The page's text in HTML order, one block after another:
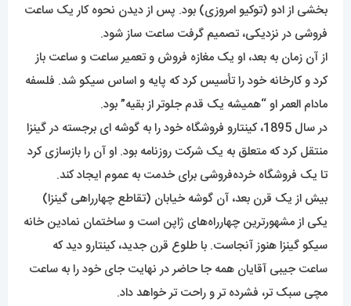
بخشی از ادو (توکیو امروزی) بود. پس از دیدن نحوه کار یک ساعت
فروشی در نزدیکی، تصمیم گرفت ساعت ساز شود.
از آن زمان به بعد، او یک مغازه فروش و تعمیر ساعت و ساعت باز
کرد و کارخانه خود را تأسیس کرد که پایه و اساس سیکو شد. فلسفه
مادام العمر او “همیشه یک قدم جلوتر از بقیه” بود.
در سال 1895، کینتارو فروشگاه خود را به گوشه ای برجسته در گینزا
منتقل کرد که متعلق به یک شرکت روزنامه بود. او آن را بازسازی کرد
تا یک فروشگاه خرده‌فروشی برای خدمت به عموم ایجاد کند.
بیش از یک قرن بعد، آن گوشه خیابان (تقاطع چهارراهی گینزا)
یکی از مشهورترین چهارراه‌های ژاپن است و ساختمان نمادین خانه
سیکو گینزا هنوز آنجاست. با طلوع قرن جدید، کینتارو دید که
ساعت جیبی آقایان همه جا حاضر در نهایت جای خود را به ساعت
مچی سبک تر، فشرده تر و راحت تر خواهد داد.